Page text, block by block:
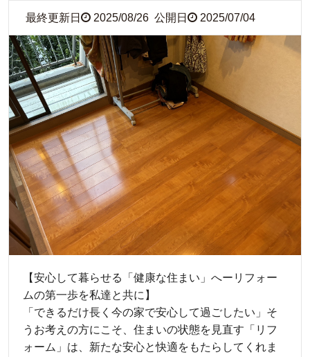
最終更新日 2025/08/26 公開日 2025/07/04
【安心して暮らせる「健康な住まい」へーリフォー
ムの第一歩を私達と共に】
「できるだけ長く今の家で安心して過ごしたい」そ
うお考えの方にこそ、住まいの状態を見直す「リフ
ォーム」は、新たな安心と快適をもたらしてくれま